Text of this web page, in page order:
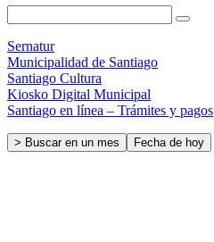
Sernatur
Municipalidad de Santiago
Santiago Cultura
Kiosko Digital Municipal
Santiago en línea – Trámites y pagos
> Buscar en un mes Fecha de hoy